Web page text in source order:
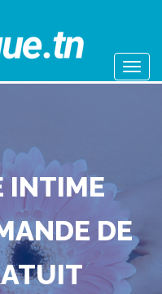
INTIME
DE